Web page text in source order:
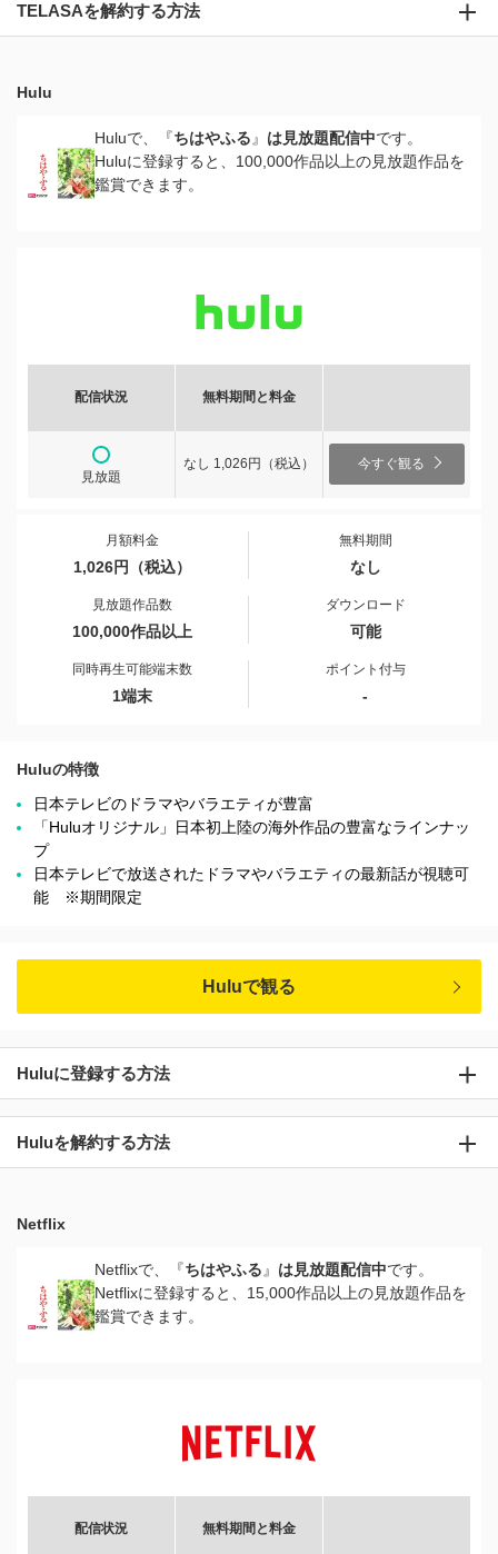
TELASAを解約する方法
Hulu
Huluで、『ちはやふる 』 は見放題配信中です。
Huluに登録すると、100,000作品以上の見放題作品を
鑑賞できます。
配信状況 無料期間と料金
見放題
なし 1,026円（税込） 今すぐ観る
月額料金
1,026円（税込）
無料期間
なし
見放題作品数
100,000作品以上
ダウンロード
可能
同時再生可能端末数
1端末
ポイント付与
-
Huluの特徴
日本テレビのドラマやバラエティが豊富
「Huluオリジナル」日本初上陸の海外作品の豊富なラインナッ
プ
日本テレビで放送されたドラマやバラエティの最新話が視聴可
能 ※期間限定
Huluで観る
Huluに登録する方法
Huluを解約する方法
Netflix
Netflixで、『ちはやふる 』 は見放題配信中です。
Netflixに登録すると、15,000作品以上の見放題作品を
鑑賞できます。
配信状況 無料期間と料金